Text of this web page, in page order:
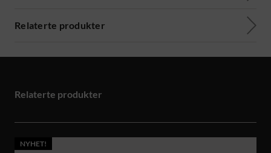
Relaterte produkter
Relaterte produkter
NYHET!